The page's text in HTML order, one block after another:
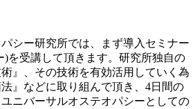
シー研究所では、まず導入セミナー
を受講して頂きます。 研究所独自の
』、その技術を有効活用していく為
』などに取り組んで頂き、4日間の
ニバーサルオステオパシーとしての